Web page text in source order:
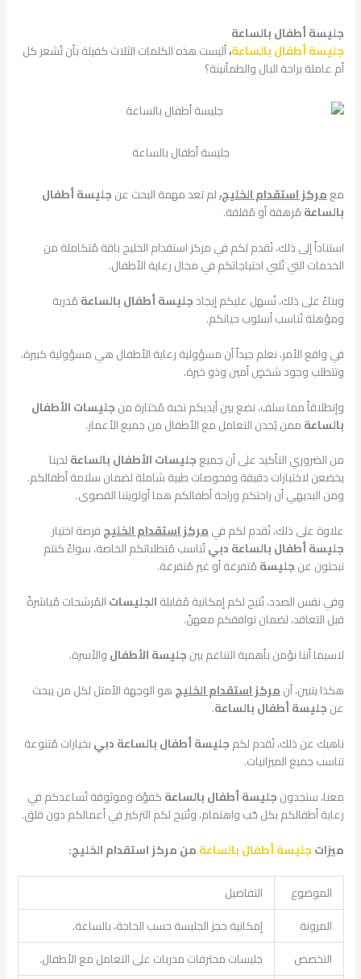
جليسة أطفال بالساعة
جليسة أطفال بالساعة،أليست هذه الكلمات الثلاث كفيلة بأن تُشعر كل
أم عاملة براحة البال والطمأنينة؟
جليسة أطفال بالساعة
معمركز استقدام الخليج،لم تعد مهمة البحث عنجليسة أطفال
بالساعةمُرهقة أو مُقلقة.
استناداً إلى ذلك، نُقدم لكم في مركز استقدام الخليج باقة مُتكاملة من
الخدمات التي تُلبي احتياجاتكم في مجال رعاية الأطفال.
وبناءً على ذلك، نُسهل عليكم إيجادجليسة أطفال بالساعةمُدربة
ومؤهلة تُناسب أسلوب حياتكم.
في واقع الأمر، نعلم جيداً أن مسؤولية رعاية الأطفال هي مسؤولية كبيرة،
وتتطلب وجود شخصٍ أمين وذو خبرة.
وإنطلاقاً مما سلف، نضع بين أيديكم نخبة مُختارة منجليسات الأطفال
بالساعةممن يُجدن التعامل مع الأطفال من جميع الأعمار.
من الضروري التأكيد على أن جميعجليسات الأطفال بالساعةلدينا
يخضعن لاختبارات دقيقة وفحوصات طبية شاملة لضمان سلامة أطفالكم.
ومن البديهي أن راحتكم وراحة أطفالكم هما أولويتنا القصوى.
علاوة على ذلك، نُقدم لكم فيمركز استقدام الخليجفرصة اختيار
جليسة أطفال بالساعة دبيتُناسب مُتطلباتكم الخاصة، سواءً كنتم
تبحثون عنجليسةمُتفرغة أو غير مُتفرغة.
وفي نفس الصدد، نُتيح لكم إمكانية مُقابلةالجليساتالمُرشحات مُباشرةً
قبل التعاقد، لضمان توافقكم معهنّ.
لاسيما أننا نؤمن بأهمية التناغم بينجليسة الأطفالوالأسرة.
هكذا يتبين، أنمركز استقدام الخليجهو الوجهة الأمثل لكل من يبحث
عنجليسة أطفال بالساعة.
ناهيك عن ذلك، نُقدم لكمجليسة أطفال بالساعة دبيبخيارات مُتنوعة
تناسب جميع الميزانيات.
معنا، ستجدونجليسة أطفال بالساعةكفؤة وموثوقة تُساعدكم في
رعاية أطفالكم بكل حُب واهتمام، وتُتيح لكم التركيز في أعمالكم دون قلق.
ميزاتجليسة أطفال بالساعةمن مركز استقدام الخليج:
الموضوع
التفاصيل
المرونة
إمكانية حجز الجليسة حسب الحاجة، بالساعة.
التخصص
جليسات محترفات مدربات على التعامل مع الأطفال.